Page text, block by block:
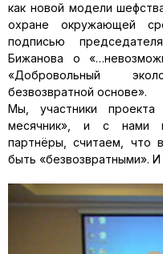
как новой модели
охране окружающей
подписью
Бижанова о
«Добровольный
безвозвратной основе».
Мы, участники проекта
месячник», и с нами
партнёры, считаем, что
быть «безвозвратными».